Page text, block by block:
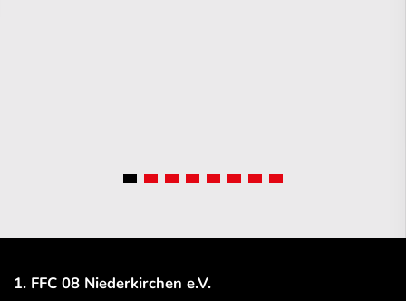
1. FFC 08 Niederkirchen e.V.